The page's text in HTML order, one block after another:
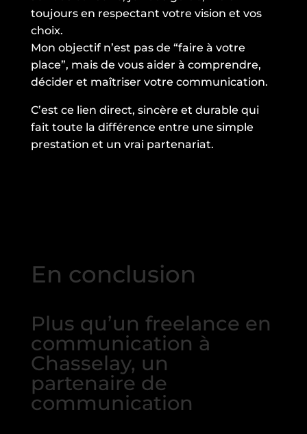
toujours en respectant votre vision et vos
choix.
Mon objectif n’est pas de “faire à votre
place”, mais de vous aider à comprendre,
décider et maîtriser votre communication.
C’est ce lien direct, sincère et durable qui
fait toute la différence entre une simple
prestation et un vrai partenariat.
En conclusion
Plus qu’un freelance en
communication à
Chasselay, un
partenaire de
communication